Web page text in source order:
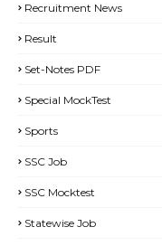
Recruitment News
Result
Set-Notes PDF
Special MockTest
Sports
SSC Job
SSC Mocktest
Statewise Job